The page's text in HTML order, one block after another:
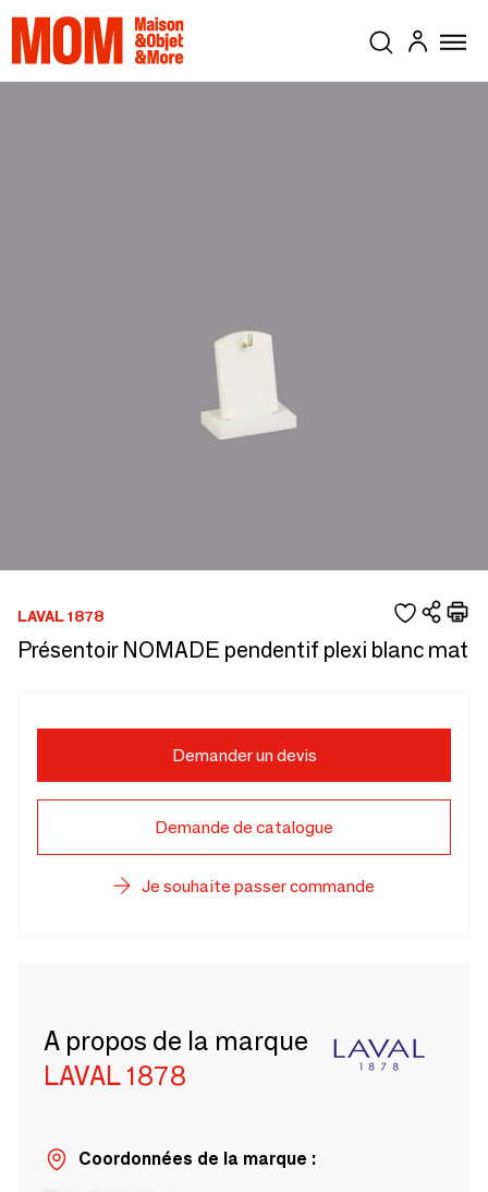
LAVAL 1878
Présentoir NOMADE pendentif plexi blanc mat
Demander un devis
Demande de catalogue
Je souhaite passer commande
A propos de la marque
LAVAL 1878
Coordonnées de la marque :